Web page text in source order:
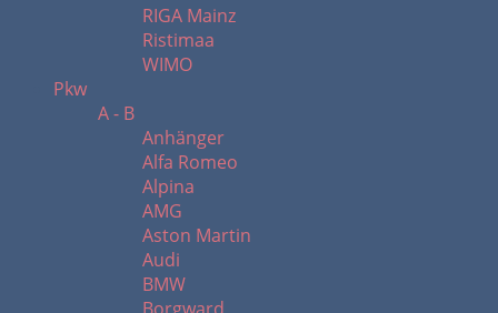
RIGA Mainz
Ristimaa
WIMO
Pkw
A - B
Anhänger
Alfa Romeo
Alpina
AMG
Aston Martin
Audi
BMW